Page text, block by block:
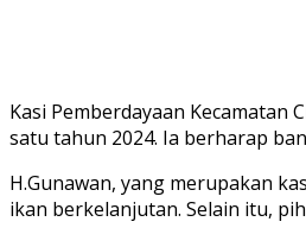
Kasi Pemberdayaan
satu tahun 2024. Ia berharap
H.Gunawan, yang merupakan
ikan berkelanjutan. Selain itu,